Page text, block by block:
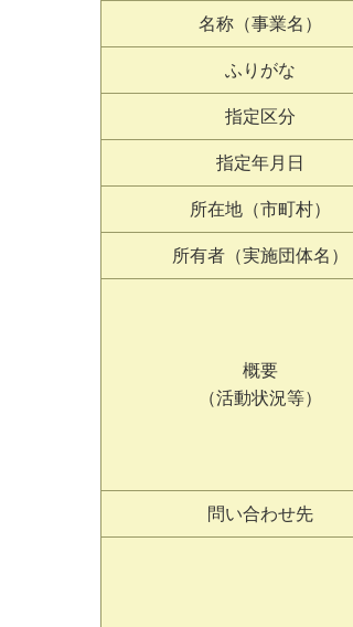
名称（事業名）
ふりがな
指定区分
指定年月日
所在地（市町村）
所有者（実施団体名）
概要
（活動状況等）
問い合わせ先